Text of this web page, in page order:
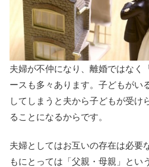
夫婦が不仲になり、離婚ではなく
ースも多々あります。子どもがい
してしまうと夫から子どもが受け
ることになるからです。
夫婦としてはお互いの存在は必要
もにとっては「父親・母親」とい